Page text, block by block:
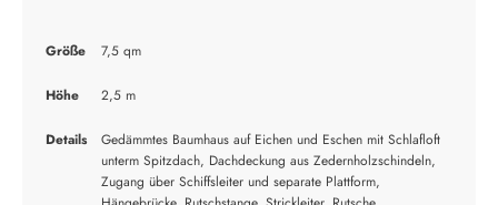
Größe 7,5 qm
Höhe 2,5 m
Details
Gedämmtes Baumhaus auf Eichen und Eschen mit Schlafloft
unterm Spitzdach, Dachdeckung aus Zedernholzschindeln,
Zugang über Schiffsleiter und separate Plattform,